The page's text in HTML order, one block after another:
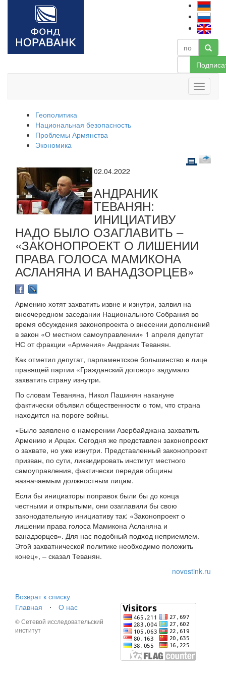
Геополитика
Национальная безопасность
Проблемы Армянства
Экономика
02.04.2022
АНДРАНИК
ТЕВАНЯН:
ИНИЦИАТИВУ
НАДО БЫЛО ОЗАГЛАВИТЬ –
«ЗАКОНОПРОЕКТ О ЛИШЕНИИ
ПРАВА ГОЛОСА МАМИКОНА
АСЛАНЯНА И ВАНАДЗОРЦЕВ»
Армению хотят захватить извне и изнутри, заявил на
внеочередном заседании Национального Собрания во
время обсуждения законопроекта о внесении дополнений
в закон «О местном самоуправлении» 1 апреля депутат
НС от фракции «Армения» Андраник Теванян.
Как отметил депутат, парламентское большинство в лице
правящей партии «Гражданский договор» задумало
захватить страну изнутри.
По словам Теваняна, Никол Пашинян накануне
фактически объявил общественности о том, что страна
находится на пороге войны.
«Было заявлено о намерении Азербайджана захватить
Армению и Арцах. Сегодня же представлен законопроект
о захвате, но уже изнутри. Представленный законопроект
призван, по сути, ликвидировать институт местного
самоуправления, фактически передав общины
назначаемым должностным лицам.
Если бы инициаторы поправок были бы до конца
честными и открытыми, они озаглавили бы свою
законодательную инициативу так: «Законопроект о
лишении права голоса Мамикона Асланяна и
ванадзорцев». Для нас подобный подход неприемлем.
Этой захватнической политике необходимо положить
конец», – сказал Теванян.
novostink.ru
Возврат к списку
Главная
⋅ О нас
© Сетевой исследовательский
институт